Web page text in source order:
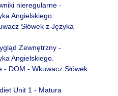
nieregularne -
Angielskiego.
Słówek z Języka
Zewnętrzny -
Angielskiego.
DOM - Wkuwacz Słówek
Unit 1 - Matura